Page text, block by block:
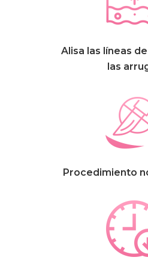
Alisa las líneas
las
Procedimiento